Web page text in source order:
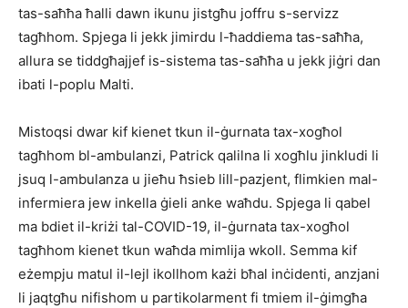
tas-saħħa ħalli dawn ikunu jistgħu joffru s-servizz
tagħhom. Spjega li jekk jimirdu l-ħaddiema tas-saħħa,
allura se tiddgħajjef is-sistema tas-saħħa u jekk jiġri dan
ibati l-poplu Malti.
Mistoqsi dwar kif kienet tkun il-ġurnata tax-xogħol
tagħhom bl-ambulanzi, Patrick qalilna li xogħlu jinkludi li
jsuq l-ambulanza u jieħu ħsieb lill-pazjent, flimkien mal-
infermiera jew inkella ġieli anke waħdu. Spjega li qabel
ma bdiet il-kriżi tal-COVID-19, il-ġurnata tax-xogħol
tagħhom kienet tkun waħda mimlija wkoll. Semma kif
eżempju matul il-lejl ikollhom każi bħal inċidenti, anzjani
li jaqtgħu nifishom u partikolarment fi tmiem il-ġimgħa